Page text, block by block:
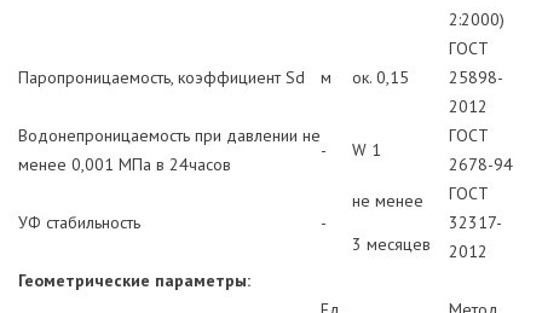
2:2000)
Паропроницаемость, коэффициент Sd м ок. 0,15
ГОСТ
25898-
2012
Водонепроницаемость при давлении не
менее 0,001 МПа в 24часов
- W 1
ГОСТ
2678-94
УФ стабильность -
не менее
ГОСТ
32317-
2012
3 месяцев
Геометрические параметры: